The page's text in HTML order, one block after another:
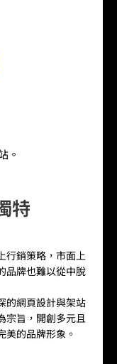
。
特
行銷策略，市面上
品牌也難以從中脫
的網頁設計與架站
宗旨，開創多元且
美的品牌形象。